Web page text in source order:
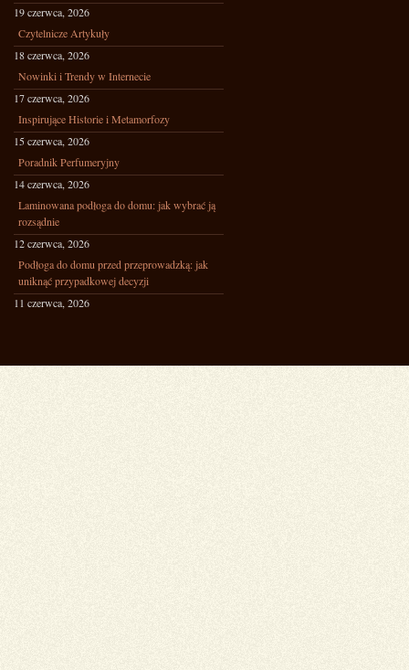
19 czerwca, 2026
Czytelnicze Artykuły
18 czerwca, 2026
Nowinki i Trendy w Internecie
17 czerwca, 2026
Inspirujące Historie i Metamorfozy
15 czerwca, 2026
Poradnik Perfumeryjny
14 czerwca, 2026
Laminowana podłoga do domu: jak wybrać ją
rozsądnie
12 czerwca, 2026
Podłoga do domu przed przeprowadzką: jak
uniknąć przypadkowej decyzji
11 czerwca, 2026